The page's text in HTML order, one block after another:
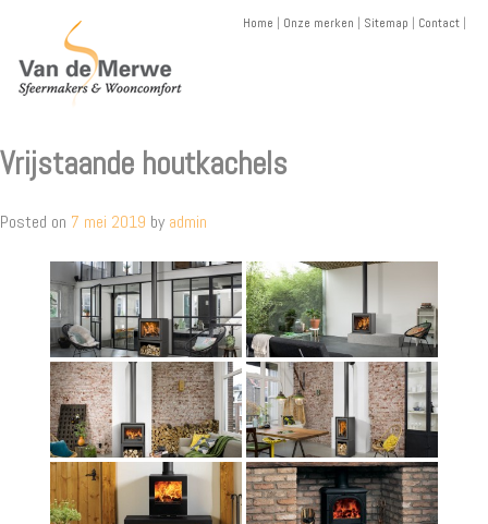
content
Home | Onze merken | Sitemap | Contact |
Vrijstaande houtkachels
Posted on 7 mei 2019 by admin